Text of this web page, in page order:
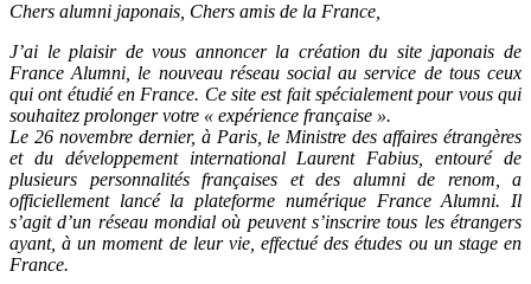
Chers alumni japonais, Chers amis de la France,
J’ai le plaisir de vous annoncer la création du site japonais de
France Alumni, le nouveau réseau social au service de tous ceux
qui ont étudié en France. Ce site est fait spécialement pour vous qui
souhaitez prolonger votre « expérience française ».
Le 26 novembre dernier, à Paris, le Ministre des affaires étrangères
et du développement international Laurent Fabius, entouré de
plusieurs personnalités françaises et des alumni de renom, a
officiellement lancé la plateforme numérique France Alumni. Il
s’agit d’un réseau mondial où peuvent s’inscrire tous les étrangers
ayant, à un moment de leur vie, effectué des études ou un stage en
France.